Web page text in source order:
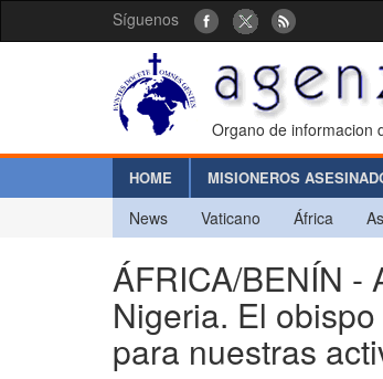
Síguenos
Organo de informacion
HOME MISIONEROS
News Vaticano África
ÁFRICA/BENÍN -
Nigeria. El
para nuestras